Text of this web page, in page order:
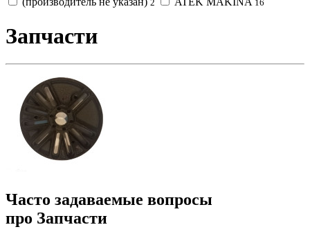
2 16
Запчасти
Часто задаваемые вопросы
про Запчасти